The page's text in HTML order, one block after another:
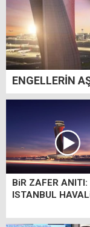
ENGELLERİN
BiR ZAFER ANITI:
ISTANBUL